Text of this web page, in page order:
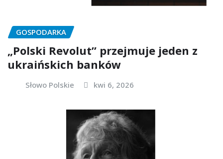
GOSPODARKA
„Polski Revolut” przejmuje jeden z
ukraińskich banków
Słowo Polskie kwi 6, 2026